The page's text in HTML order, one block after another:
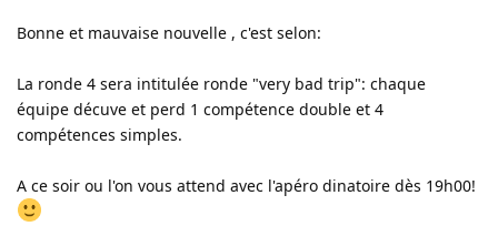
Bonne et mauvaise nouvelle , c'est selon:
La ronde 4 sera intitulée ronde "very bad trip": chaque
équipe décuve et perd 1 compétence double et 4
compétences simples.
A ce soir ou l'on vous attend avec l'apéro dinatoire dès 19h00!